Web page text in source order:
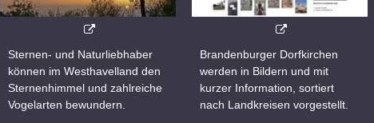
Sternen- und Naturliebhaber
können im Westhavelland den
Sternenhimmel und zahlreiche
Vogelarten bewundern.
Brandenburger Dorfkirchen
werden in Bildern und mit
kurzer Information, sortiert
nach Landkreisen vorgestellt.